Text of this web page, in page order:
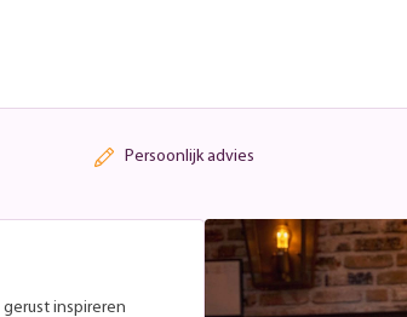
Persoonlijk advies
inspireren